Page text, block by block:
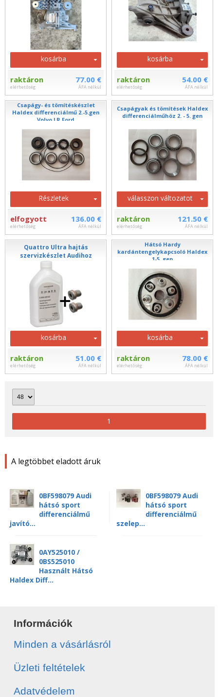
A legtöbbet eladott áruk
0BF598079 Audi
hátsó sport
differenciálmű
javító...
0BF598079 Audi
hátsó sport
differenciálmű
szelep...
0AY525010 /
0BS525010
Használt Hátsó
Haldex Diff...
kosárba
raktáron
elérhetőség
77.00 €
ÁFA nélkül
kosárba
raktáron
elérhetőség
54.00 €
ÁFA nélkül
Csapágy- és tömítéskészlet
Haldex differenciálmű 2.-5.gen
Volvo LR Ford
Részletek
elfogyott
elérhetőség
136.00 €
ÁFA nélkül
Csapágyak és tömítések Haldex
differenciálműhöz 2. - 5. gen
válasszon változatot
raktáron
elérhetőség
121.50 €
ÁFA nélkül
Quattro Ultra hajtás
szervizkészlet Audihoz
kosárba
raktáron
elérhetőség
51.00 €
ÁFA nélkül
Hátsó Hardy
kardántengelykapcsoló Haldex
1-5. gen
kosárba
raktáron
elérhetőség
78.00 €
ÁFA nélkül
1
Információk
Minden a vásárlásról
Üzleti feltételek
Adatvédelem